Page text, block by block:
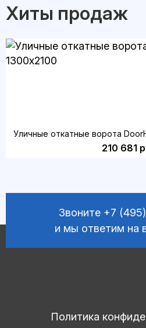
Хиты продаж
Уличные откатные ворота
210 681
Звоните +7
и мы ответим на
Политика